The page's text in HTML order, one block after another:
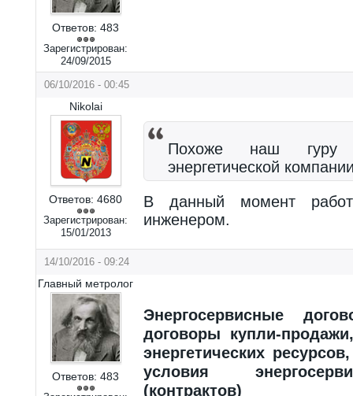
Ответов: 483
Зарегистрирован:
24/09/2015
06/10/2016 - 00:45
Nikolai
Ответов: 4680
Зарегистрирован:
15/01/2013
Похоже наш гуру
энергетической
В данный момент
инженером.
14/10/2016 - 09:24
Главный метролог
Ответов: 483
Энергосервисные
договоры купли-
энергетических
условия
(контрактов)